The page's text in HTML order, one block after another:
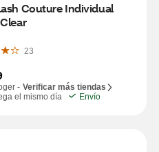
Couture Individual
23
- Verificar más tiendas
el mismo día
Envío